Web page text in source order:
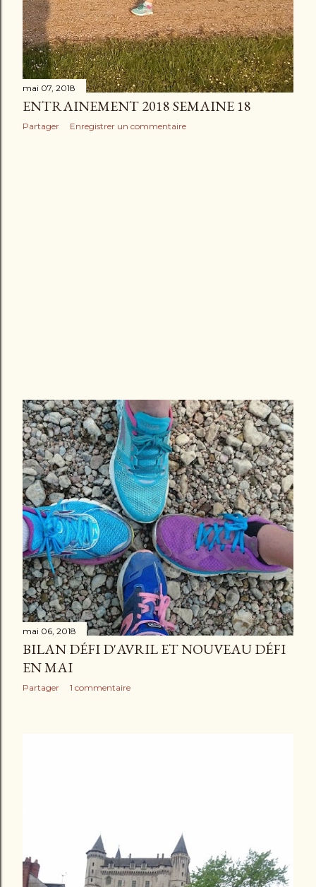
mai 07, 2018
ENTRAINEMENT 2018 SEMAINE 18
Partager Enregistrer un commentaire
mai 06, 2018
BILAN DÉFI D'AVRIL ET NOUVEAU DÉFI
EN MAI
Partager 1 commentaire